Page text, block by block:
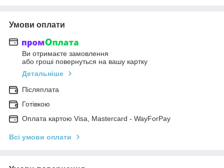
Умови оплати
Ви отримаєте замовлення
або гроші повернуться на вашу картку
Детальніше
Післяплата
Готівкою
Оплата картою Visa, Mastercard - WayForPay
Всі умови оплати